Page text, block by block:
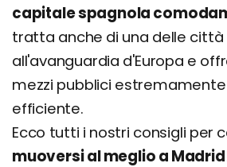
capitale spagnola
tratta anche di una delle città
all'avanguardia d'Europa e
mezzi pubblici
efficiente.
Ecco tutti i nostri consigli per
muoversi al meglio a Madrid